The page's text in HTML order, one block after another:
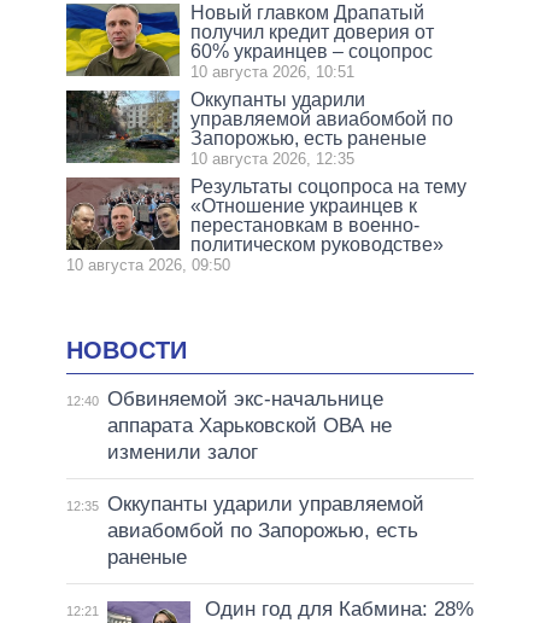
Новый главком Драпатый
получил кредит доверия от
60% украинцев – соцопрос
10 августа 2026, 10:51
Оккупанты ударили
управляемой авиабомбой по
Запорожью, есть раненые
10 августа 2026, 12:35
Результаты соцопроса на тему
«Отношение украинцев к
перестановкам в военно-
политическом руководстве»
10 августа 2026, 09:50
НОВОСТИ
12:40 Обвиняемой экс-начальнице
аппарата Харьковской ОВА не
изменили залог
12:35 Оккупанты ударили управляемой
авиабомбой по Запорожью, есть
раненые
12:21
Один год для Кабмина: 28%